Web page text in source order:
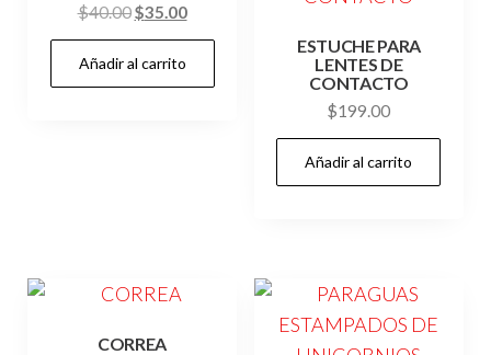
$40.00El
precio
original
era:
$35.00El
precio
es:
Añadir al carrito
ESTUCHE PARA
LENTES DE
CONTACTO
$199.00
Añadir al carrito
CORREA